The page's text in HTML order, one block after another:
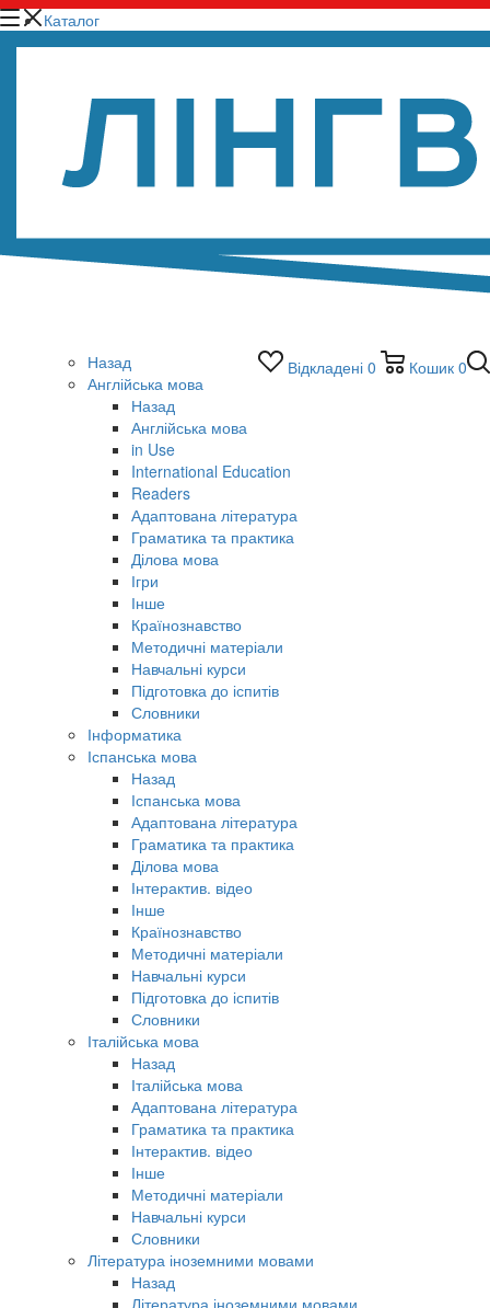
Відкладені 0 Кошик 0
Каталог
Назад
Англійська мова
Назад
Англійська мова
in Use
International Education
Readers
Адаптована література
Граматика та практика
Ділова мова
Ігри
Інше
Країнознавство
Методичні матеріали
Навчальні курси
Підготовка до іспитів
Словники
Інформатика
Іспанська мова
Назад
Іспанська мова
Адаптована література
Граматика та практика
Ділова мова
Інтерактив. відео
Інше
Країнознавство
Методичні матеріали
Навчальні курси
Підготовка до іспитів
Словники
Італійська мова
Назад
Італійська мова
Адаптована література
Граматика та практика
Інтерактив. відео
Інше
Методичні матеріали
Навчальні курси
Словники
Література іноземними мовами
Назад
Література іноземними мовами